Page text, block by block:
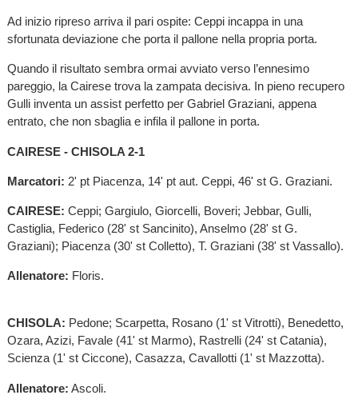
Ad inizio ripreso arriva il pari ospite: Ceppi incappa in una
sfortunata deviazione che porta il pallone nella propria porta.
Quando il risultato sembra ormai avviato verso l’ennesimo
pareggio, la Cairese trova la zampata decisiva. In pieno recupero
Gulli inventa un assist perfetto per Gabriel Graziani, appena
entrato, che non sbaglia e infila il pallone in porta.
CAIRESE - CHISOLA 2-1
Marcatori: 2' pt Piacenza, 14' pt aut. Ceppi, 46' st G. Graziani.
CAIRESE: Ceppi; Gargiulo, Giorcelli, Boveri; Jebbar, Gulli,
Castiglia, Federico (28' st Sancinito), Anselmo (28' st G.
Graziani); Piacenza (30' st Colletto), T. Graziani (38' st Vassallo).
Allenatore: Floris.
CHISOLA: Pedone; Scarpetta, Rosano (1' st Vitrotti), Benedetto,
Ozara, Azizi, Favale (41' st Marmo), Rastrelli (24' st Catania),
Scienza (1' st Ciccone), Casazza, Cavallotti (1' st Mazzotta).
Allenatore: Ascoli.